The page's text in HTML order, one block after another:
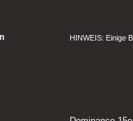
HINWEIS: Einige